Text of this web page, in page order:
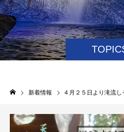
新着情報 ４月２５日より滝流